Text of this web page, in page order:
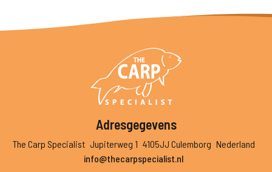
Adresgegevens
The Carp Specialist Jupiterweg 1 4105JJ Culemborg Nederland
info@thecarpspecialist.nl